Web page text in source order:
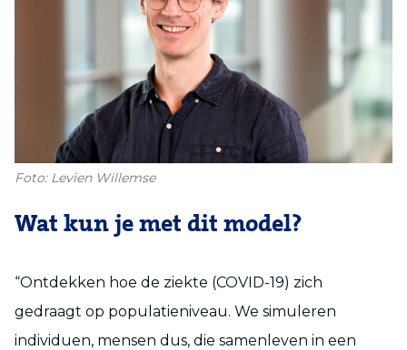
Foto: Levien Willemse
Wat kun je met dit model?
“Ontdekken hoe de ziekte (COVID-19) zich
gedraagt op populatieniveau. We simuleren
individuen, mensen dus, die samenleven in een